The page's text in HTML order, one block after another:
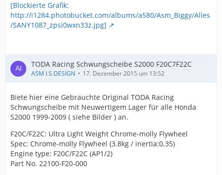
[Blockierte Grafik:
http://i1284.photobucket.com/albums/a580/Asm_Biggy/Alles
/SANY1087_zpsi0wxn33z.jpg]
TODA Racing Schwungscheibe S2000 F20C7F22C
ASM I.S.DESIGN 17. Dezember 2015 um 13:52
Biete hier eine Gebrauchte Original TODA Racing
Schwungscheibe mit Neuwertigem Lager für alle Honda
S2000 1999-2009 ( siehe Bilder ) an.
F20C/F22C: Ultra Light Weight Chrome-molly Flywheel
Spec: Chrome-molly Flywheel (3.8kg / inertia:0.35)
Engine type: F20C/F22C (AP1/2)
Part No. 22100-F20-000